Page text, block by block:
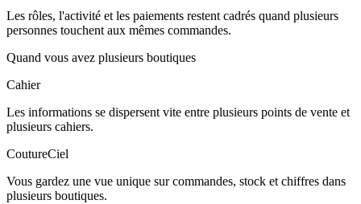
Les rôles, l'activité et les paiements restent cadrés quand plusieurs
personnes touchent aux mêmes commandes.
Quand vous avez plusieurs boutiques
Cahier
Les informations se dispersent vite entre plusieurs points de vente et
plusieurs cahiers.
CoutureCiel
Vous gardez une vue unique sur commandes, stock et chiffres dans
plusieurs boutiques.